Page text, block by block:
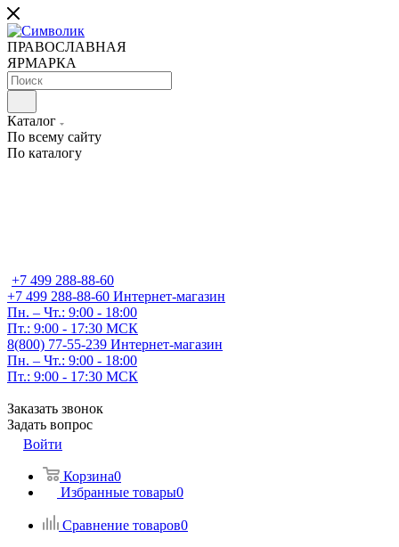
ПРАВОСЛАВНАЯ
ЯРМАРКА
Каталог
По всему сайту
По каталогу
+7 499 288-88-60
+7 499 288-88-60 Интернет-магазин
Пн. – Чт.: 9:00 - 18:00
Пт.: 9:00 - 17:30 МСК
8(800) 77-55-239 Интернет-магазин
Пн. – Чт.: 9:00 - 18:00
Пт.: 9:00 - 17:30 МСК
Заказать звонок
Задать вопрос
Войти
Корзина0
Избранные товары0
Сравнение товаров0